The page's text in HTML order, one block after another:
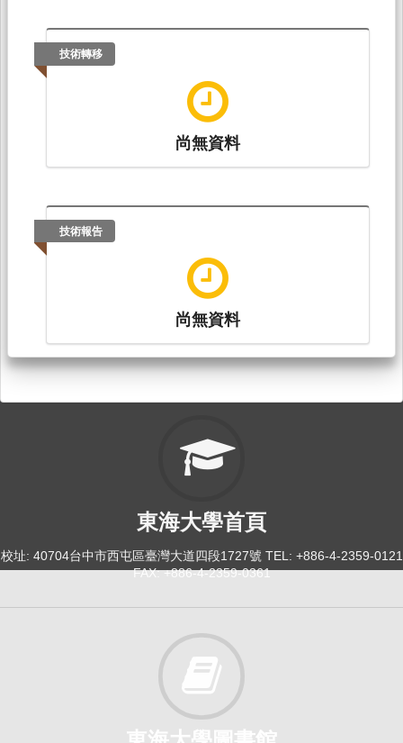
技術轉移
尚無資料
技術報告
尚無資料
東海大學首頁
校址: 40704台中市西屯區臺灣大道四段1727號 TEL: +886-4-2359-0121
FAX: +886-4-2359-0361